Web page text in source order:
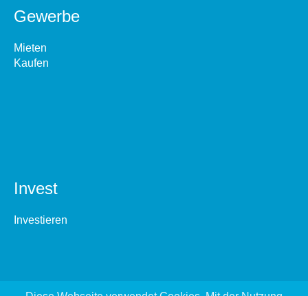
Gewerbe
Mieten
Kaufen
Invest
Investieren